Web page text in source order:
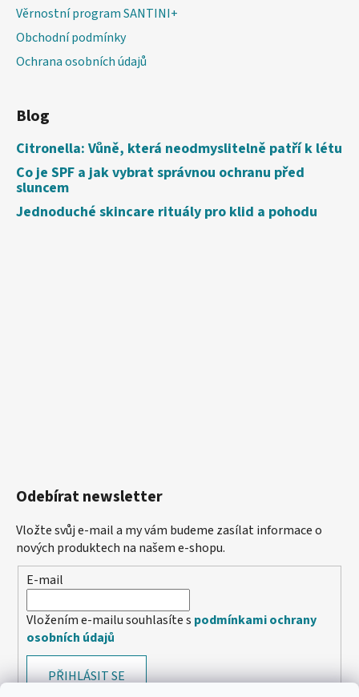
Věrnostní program SANTINI+
Obchodní podmínky
Ochrana osobních údajů
Blog
Citronella: Vůně, která neodmyslitelně patří k létu
Co je SPF a jak vybrat správnou ochranu před
sluncem
Jednoduché skincare rituály pro klid a pohodu
Odebírat newsletter
Vložte svůj e-mail a my vám budeme zasílat informace o
nových produktech na našem e-shopu.
E-mail
Vložením e-mailu souhlasíte s podmínkami ochrany
osobních údajů
PŘIHLÁSIT SE